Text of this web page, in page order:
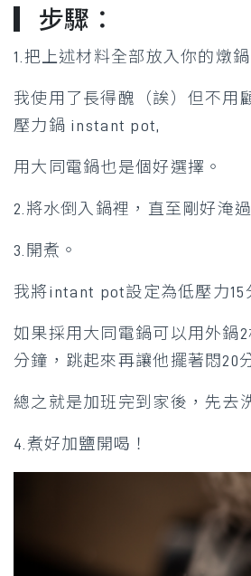
▎步驟：
1.把上述材料全部放入你的燉鍋
我使用了長得醜（誒）但不用
壓力鍋 instant pot,
用大同電鍋也是個好選擇。
2.將水倒入鍋裡，直至剛好淹過
3.開煮。
我將intant pot設定為低壓力15
如果採用大同電鍋可以用外鍋
分鐘，跳起來再讓他擺著悶20
總之就是加班完到家後，先去
4.煮好加鹽開喝！